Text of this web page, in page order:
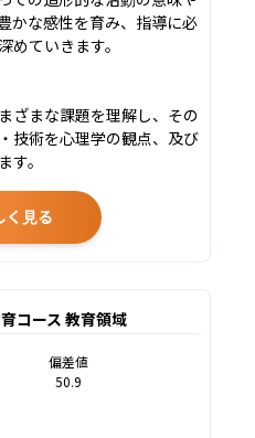
かな感性を育み、指導に必
めていきます。
ざまな課題を理解し、その
技術を心理学の観点、及び
。
く見る
コース 教育領域
偏差値
50.9